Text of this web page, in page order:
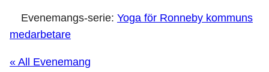
Evenemangs-serie: Yoga för Ronneby kommuns
medarbetare
« All Evenemang